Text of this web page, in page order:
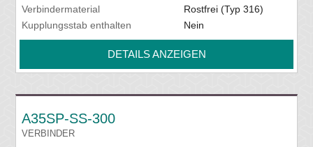
Verbindermaterial
Rostfrei (Typ 316)
Kupplungsstab enthalten
Nein
DETAILS ANZEIGEN
A35SP-SS-300
VERBINDER